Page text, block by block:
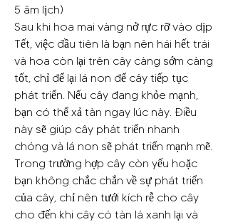
5 âm lịch)
Sau khi hoa mai vàng nở rực rỡ vào dịp
Tết, việc đầu tiên là bạn nên hái hết trái
và hoa còn lại trên cây càng sớm càng
tốt, chỉ để lại lá non để cây tiếp tục
phát triển. Nếu cây đang khỏe mạnh,
bạn có thể xả tàn ngay lúc này. Điều
này sẽ giúp cây phát triển nhanh
chóng và lá non sẽ phát triển mạnh mẽ.
Trong trường hợp cây còn yếu hoặc
bạn không chắc chắn về sự phát triển
của cây, chỉ nên tưới kích rễ cho cây
cho đến khi cây có tàn lá xanh lại và